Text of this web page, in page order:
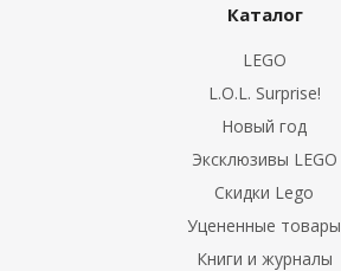
Каталог
LEGO
L.O.L. Surprise!
Новый год
Эксклюзивы LEGO
Скидки Lego
Уцененные товары
Книги и журналы